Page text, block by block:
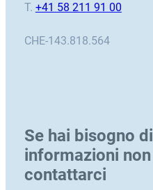
T. +41 58 211 91 00
CHE-143.818.564
Se hai bisogno
informazioni
contattarci